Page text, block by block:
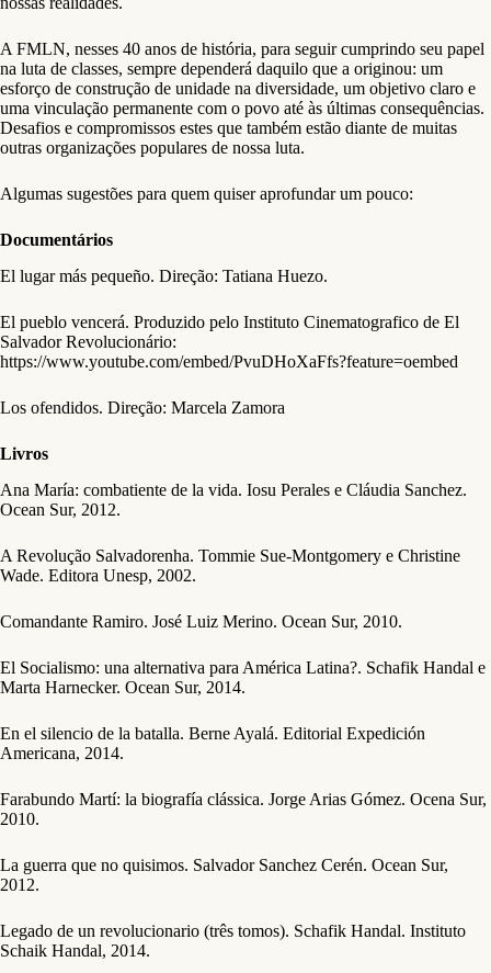
A FMLN, nesses 40 anos de história, para seguir cumprindo seu papel
na luta de classes, sempre dependerá daquilo que a originou: um
esforço de construção de unidade na diversidade, um objetivo claro e
uma vinculação permanente com o povo até às últimas consequências.
Desafios e compromissos estes que também estão diante de muitas
outras organizações populares de nossa luta.
Algumas sugestões para quem quiser aprofundar um pouco:
Documentários
El lugar más pequeño. Direção: Tatiana Huezo.
El pueblo vencerá. Produzido pelo Instituto Cinematografico de El
Salvador Revolucionário:
https://www.youtube.com/embed/PvuDHoXaFfs?feature=oembed
Los ofendidos. Direção: Marcela Zamora
Livros
Ana María: combatiente de la vida. Iosu Perales e Cláudia Sanchez.
Ocean Sur, 2012.
A Revolução Salvadorenha. Tommie Sue-Montgomery e Christine
Wade. Editora Unesp, 2002.
Comandante Ramiro. José Luiz Merino. Ocean Sur, 2010.
El Socialismo: una alternativa para América Latina?. Schafik Handal e
Marta Harnecker. Ocean Sur, 2014.
En el silencio de la batalla. Berne Ayalá. Editorial Expedición
Americana, 2014.
Farabundo Martí: la biografía clássica. Jorge Arias Gómez. Ocena Sur,
2010.
La guerra que no quisimos. Salvador Sanchez Cerén. Ocean Sur,
2012.
Legado de un revolucionario (três tomos). Schafik Handal. Instituto
Schaik Handal, 2014.